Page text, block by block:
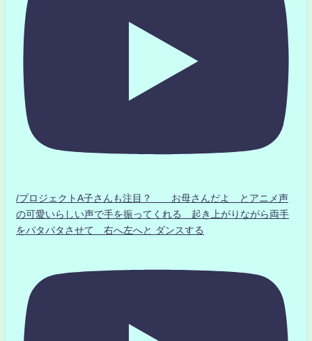
/プロジェクトA子さんも注目？ お母さんだよ とアニメ声
の可愛いらしい声で手を振ってくれる 起き上がりながら両手
をパタパタさせて 右へ左へと ダンスする